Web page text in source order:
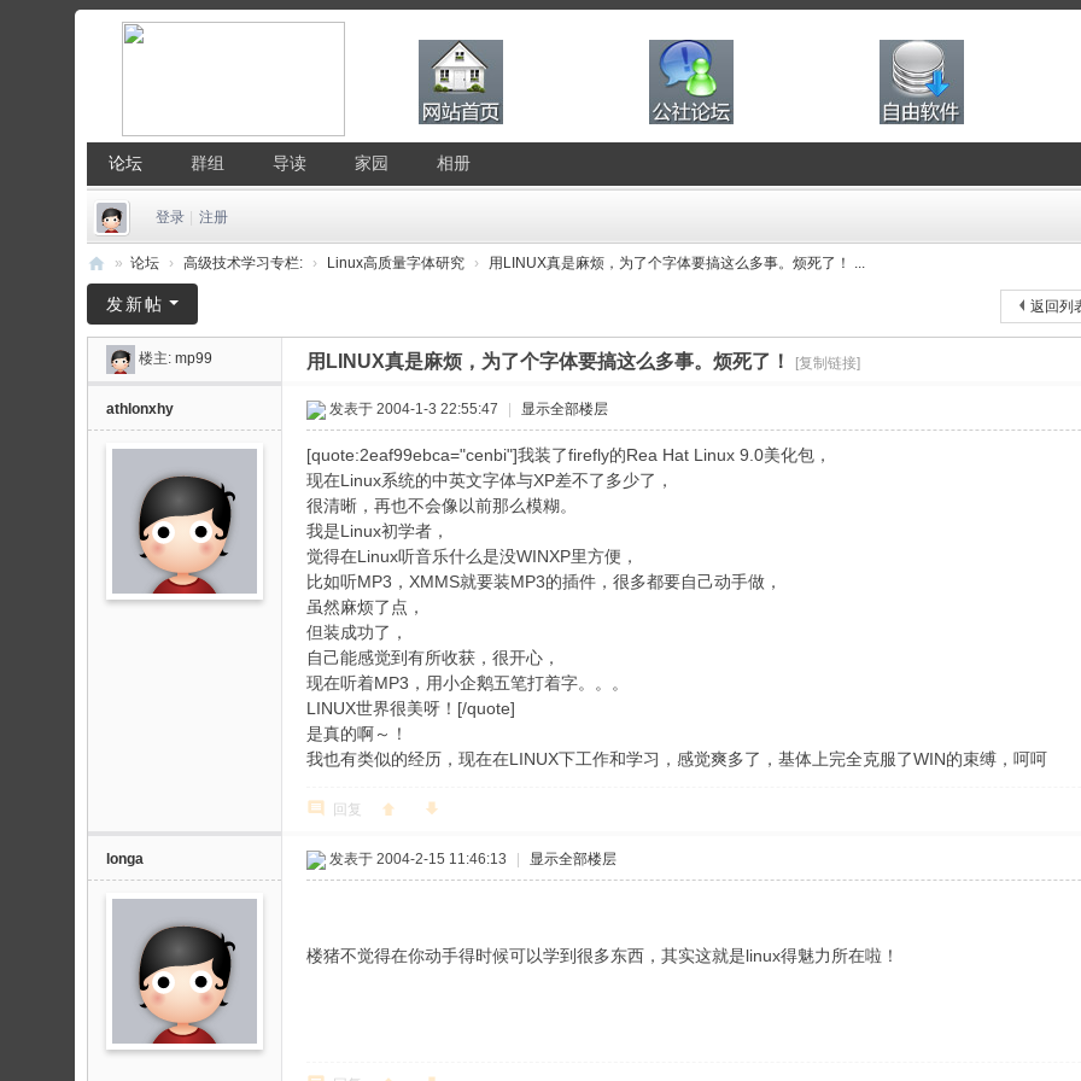
论坛 群组 导读 家园 相册
登录 注册
国
» 论坛 › 高级技术学习专栏: › Linux高质量字体研究 › 用LINUX真是麻烦，为了个字体要搞这么多事。烦死了！ ...
返回列
发新帖
楼主: mp99 用LINUX真是麻烦，为了个字体要搞这么多事。烦死了！ [复制链接]
athlonxhy 发表于 2004-1-3 22:55:47 显示全部楼层
[quote:2eaf99ebca="cenbi"]我装了firefly的Rea Hat Linux 9.0美化包，
现在Linux系统的中英文字体与XP差不了多少了，
很清晰，再也不会像以前那么模糊。
我是Linux初学者，
觉得在Linux听音乐什么是没WINXP里方便，
比如听MP3，XMMS就要装MP3的插件，很多都要自己动手做，
虽然麻烦了点，
但装成功了，
自己能感觉到有所收获，很开心，
现在听着MP3，用小企鹅五笔打着字。。。
LINUX世界很美呀！[/quote]
是真的啊～！
我也有类似的经历，现在在LINUX下工作和学习，感觉爽多了，基体上完全克服了WIN的束缚，呵呵
回复
longa 发表于 2004-2-15 11:46:13 显示全部楼层
楼猪不觉得在你动手得时候可以学到很多东西，其实这就是linux得魅力所在啦！